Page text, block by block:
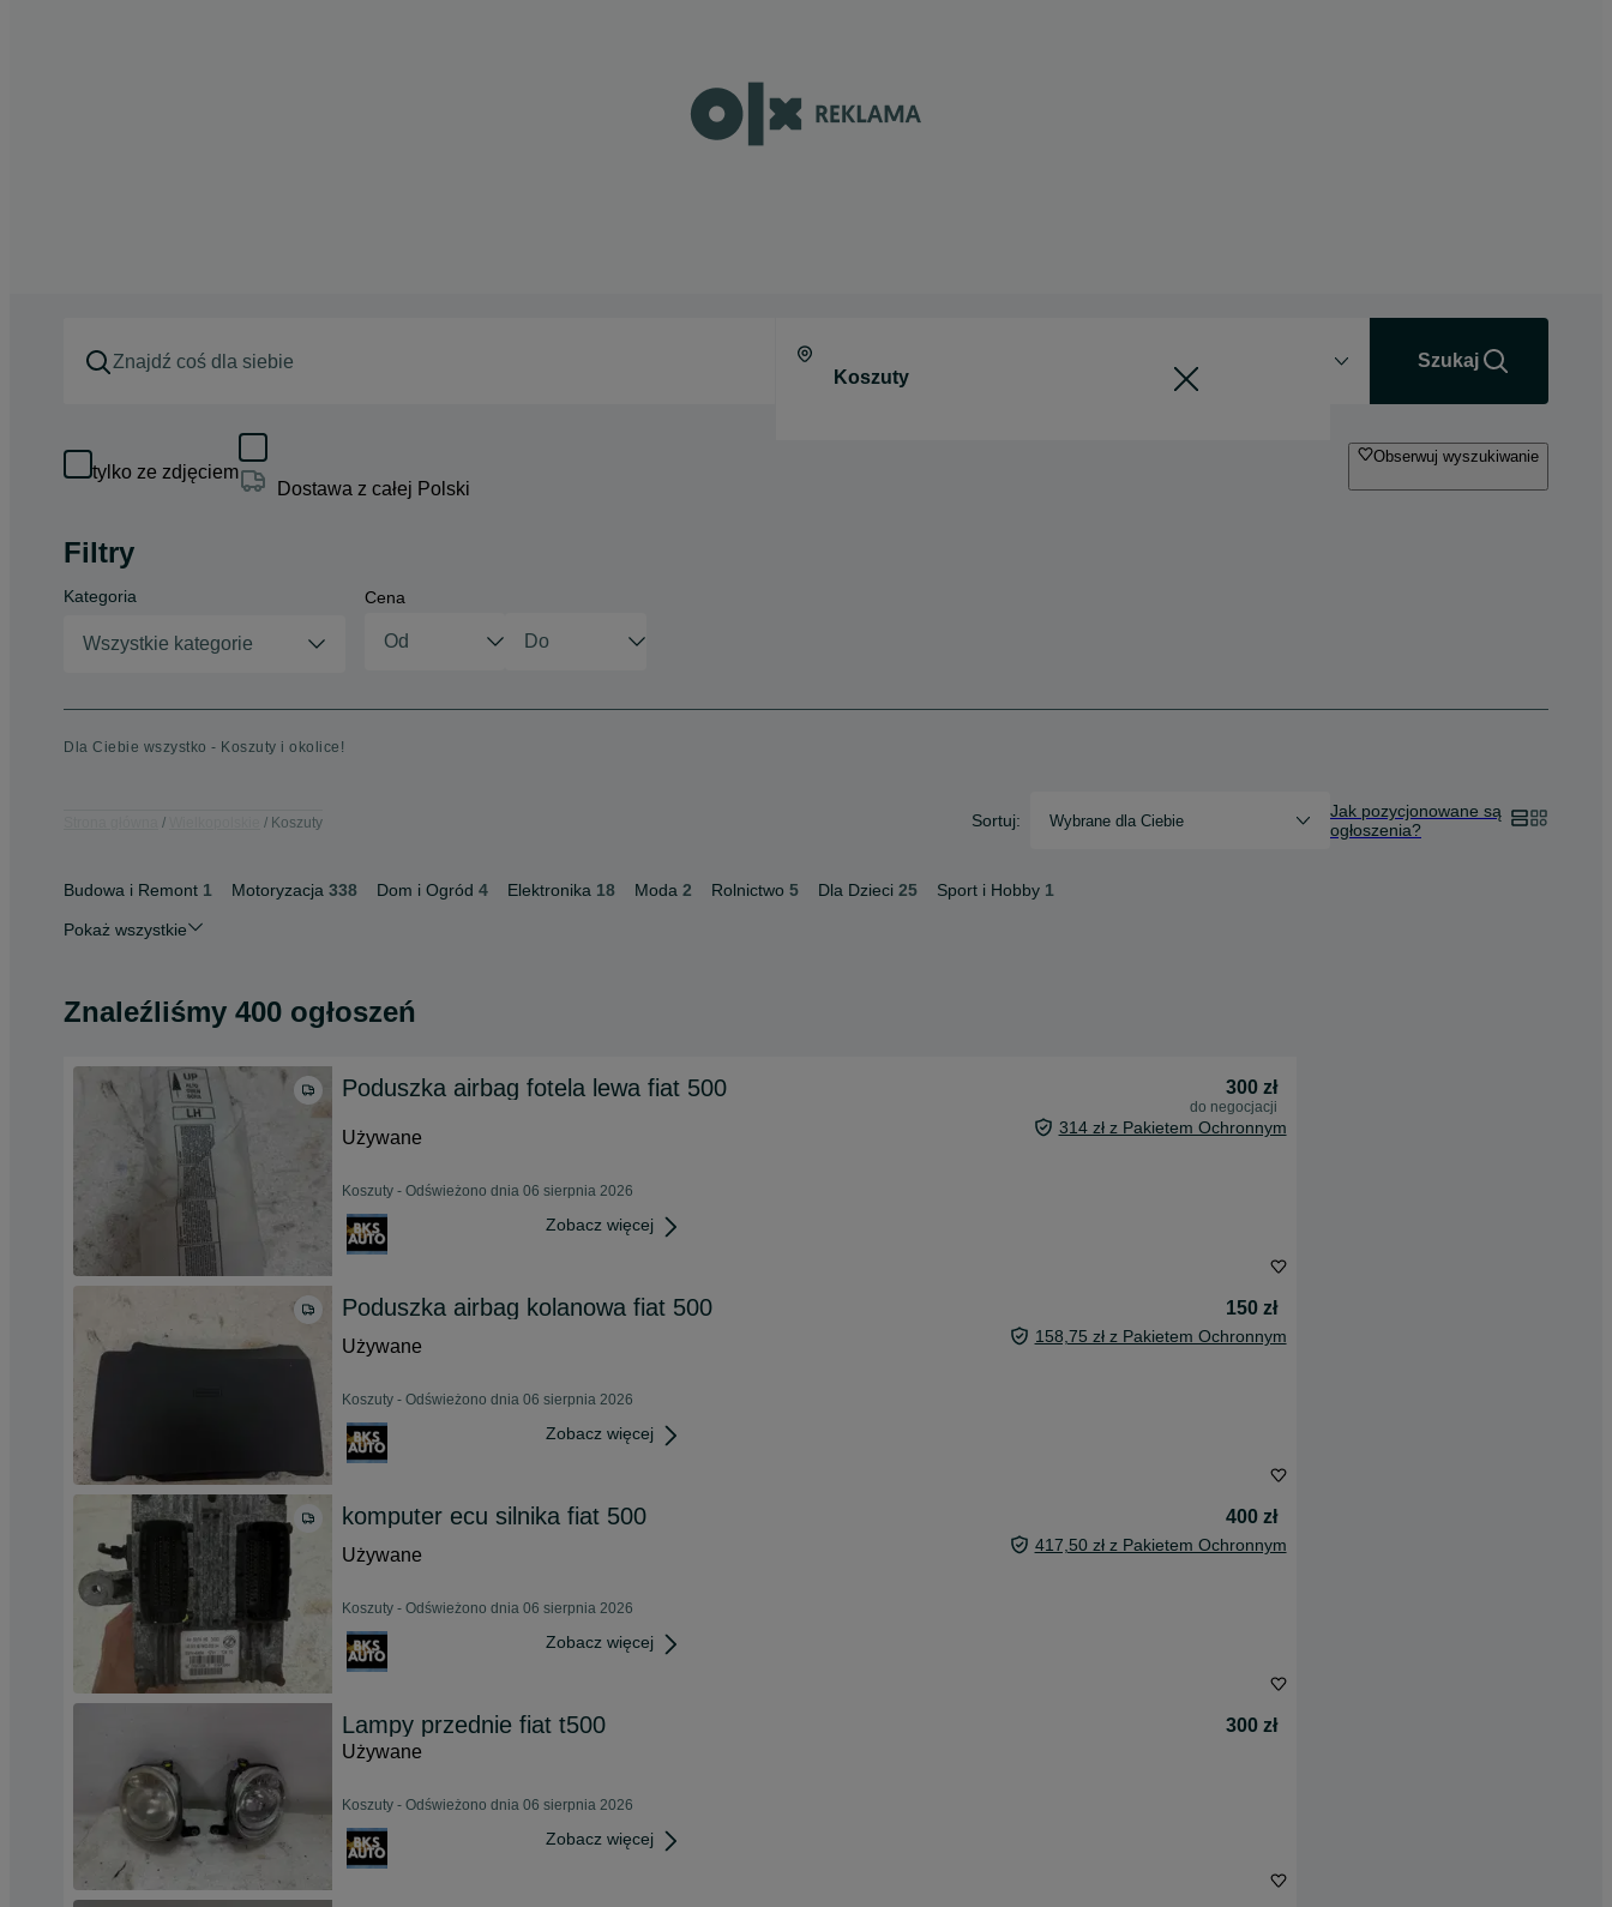
Szukaj
tylko ze zdjęciem
Dostawa z całej Polski
Obserwuj wyszukiwanie
Filtry
Kategoria
Wszystkie kategorie
Cena
Dla Ciebie wszystko - Koszuty i okolice!
Koszuty Sortuj: Wybrane dla Ciebie
Jak pozycjonowane są
ogłoszenia?
Budowa i Remont 1 Motoryzacja 338 Dom i Ogród 4 Elektronika 18 Moda 2 Rolnictwo 5 Dla Dzieci 25 Sport i Hobby 1
Pokaż wszystkie
Znaleźliśmy 400 ogłoszeń
Poduszka airbag fotela lewa fiat 500 300 zł
do negocjacji
Używane 314 zł z Pakietem Ochronnym
Koszuty - Odświeżono dnia 06 sierpnia 2026
Zobacz więcej
Poduszka airbag kolanowa fiat 500
150 zł
Używane
158,75 zł z Pakietem Ochronnym
Koszuty - Odświeżono dnia 06 sierpnia 2026
Zobacz więcej
komputer ecu silnika fiat 500
400 zł
Używane
417,50 zł z Pakietem Ochronnym
Koszuty - Odświeżono dnia 06 sierpnia 2026
Zobacz więcej
Lampy przednie fiat t500
300 zł
Używane
Koszuty - Odświeżono dnia 06 sierpnia 2026
Zobacz więcej